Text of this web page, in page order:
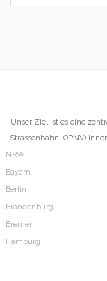
Unser Ziel ist es eine
Strassenbahn, ÖPNV)
NRW
Bayern
Berlin
Brandenburg
Bremen
Hamburg